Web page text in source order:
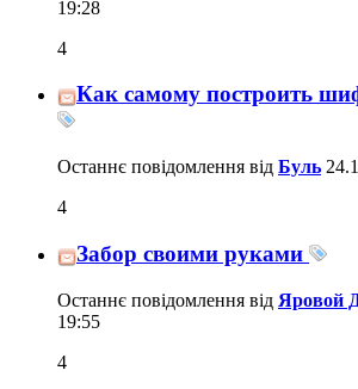
19:28
4
Как самому построить
Останнє повідомлення від Буль
4
Забор своими руками
Останнє повідомлення від Яровой
19:55
4